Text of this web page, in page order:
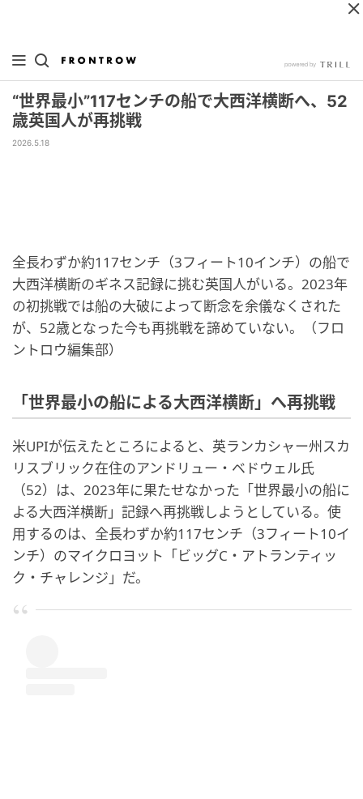
“世界最小”117センチの船で大西洋横断へ、52
歳英国人が再挑戦
2026.5.18
全長わずか約117センチ（3フィート10インチ）の船で
大西洋横断のギネス記録に挑む英国人がいる。2023年
の初挑戦では船の大破によって断念を余儀なくされた
が、52歳となった今も再挑戦を諦めていない。（フロ
ントロウ編集部）
「世界最小の船による大西洋横断」へ再挑戦
米UPIが伝えたところによると、英ランカシャー州スカ
リスブリック在住のアンドリュー・ベドウェル氏
（52）は、2023年に果たせなかった「世界最小の船に
よる大西洋横断」記録へ再挑戦しようとしている。使
用するのは、全長わずか約117センチ（3フィート10イ
ンチ）のマイクロヨット「ビッグC・アトランティッ
ク・チャレンジ」だ。